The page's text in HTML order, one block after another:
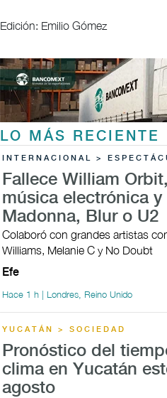
Edición: Emilio Gómez
LO MÁS RECIENTE
INTERNACIONAL >
Fallece William
música electrónica
Madonna, Blur o U2
Colaboró con grandes artistas
Williams, Melanie C y No Doubt
Efe
Hace 1 h | Londres, Reino Unido
YUCATÁN > SOCIEDAD
Pronóstico del
clima en Yucatán
agosto